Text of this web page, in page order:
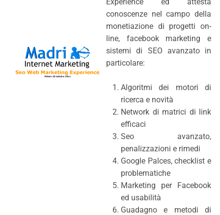
conoscenze nel campo della
monetiazione di progetti on-
line, facebook marketing e
sistemi di SEO avanzato in
particolare:
Algoritmi dei motori di
ricerca e novità
Network di matrici di link
efficaci
Seo avanzato,
penalizzazioni e rimedi
Google Palces, checklist e
problematiche
Marketing per Facebook
ed usabilità
Guadagno e metodi di